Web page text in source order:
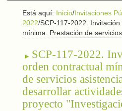
Está aquí: Inicio/Invitaciones
2022/SCP-117-2022.
mínima. Prestación de
SCP-117-2022.
orden contractual
de servicios
desarrollar
proyecto